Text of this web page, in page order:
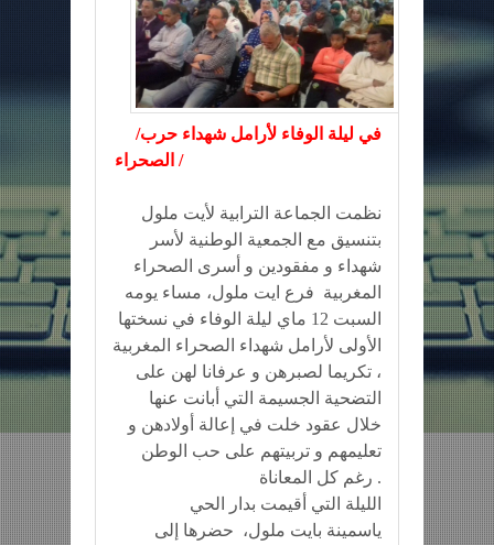
/في ليلة الوفاء لأرامل شهداء حرب
الصحراء /
بتنسيق مع الجمعية الوطنية لأسر
شهداء و مفقودين و أسرى الصحراء
المغربية فرع ايت ملول، مساء يومه
السبت 12 ماي ليلة الوفاء في نسختها
الأولى لأرامل شهداء الصحراء المغربية
، تكريما لصبرهن و عرفانا لهن على
التضحية الجسيمة التي أبانت عنها
خلال عقود خلت في إعالة أولادهن و
تعليمهم و تربيتهم على حب الوطن
رغم كل المعاناة .
ياسمينة بايت ملول، حضرها إلى